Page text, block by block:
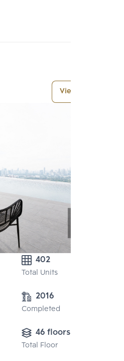
View More
402
Total Units
2016
Completed
46 floors
Total Floor